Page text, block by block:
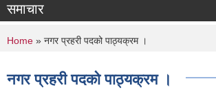
समाचार
You are here
Home » नगर प्रहरी पदको पाठ्यक्रम ।
नगर प्रहरी पदको पाठ्यक्रम ।